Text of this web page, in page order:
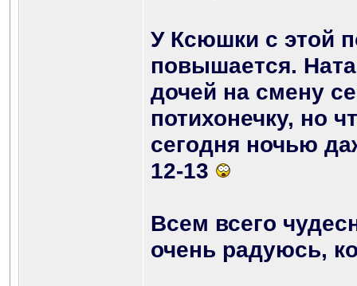
У Ксюшки с этой
повышается.
дочей на смену
потихонечку, но
сегодня ночью
12-13
Всем всего
очень радуюсь,